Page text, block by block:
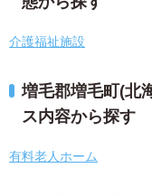
介護福祉施設
増毛郡増毛町(北
ス内容から探す
有料老人ホーム